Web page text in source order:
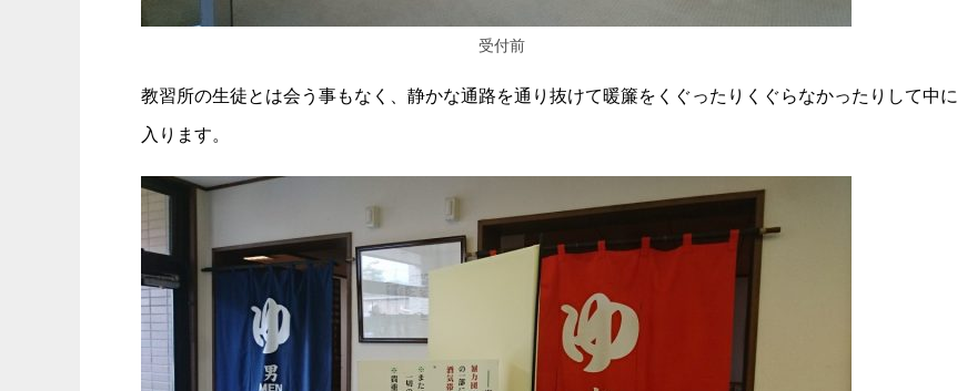
受付前
教習所の生徒とは会う事もなく、静かな通路を通り抜けて暖簾をくぐったりくぐらなかったりして中に
入ります。